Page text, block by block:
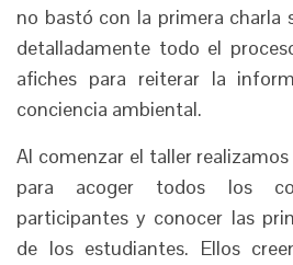
no bastó con la primera charla
detalladamente todo el
afiches para reiterar la
conciencia ambiental.
Al comenzar el taller
para acoger todos los
participantes y conocer las
de los estudiantes. Ellos